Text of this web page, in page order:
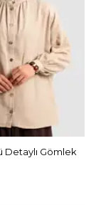
Detaylı Gömlek